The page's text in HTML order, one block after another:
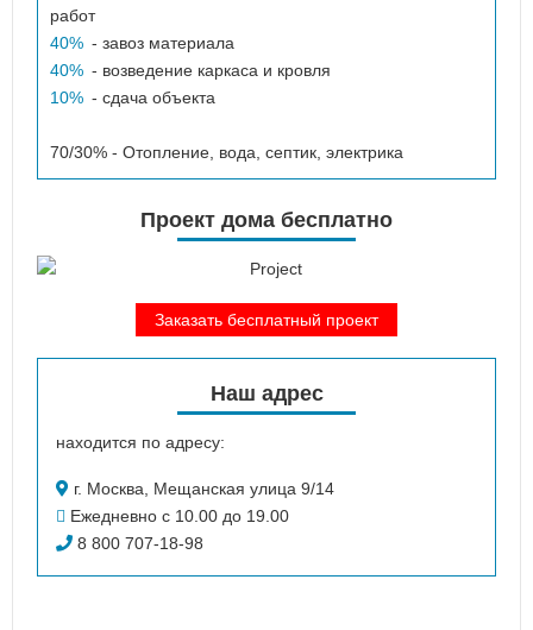
работ
40% - завоз материала
40% - возведение каркаса и кровля
10% - сдача объекта
70/30% - Отопление, вода, септик, электрика
Проект дома бесплатно
Заказать бесплатный проект
Наш адрес
находится по адресу:
г. Москва, Мещанская улица 9/14
Ежедневно с 10.00 до 19.00
8 800 707-18-98